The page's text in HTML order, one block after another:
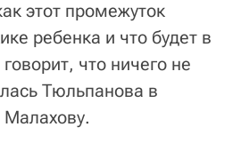
этот промежуток
ребенка и что будет в
что ничего не
Тюльпанова в